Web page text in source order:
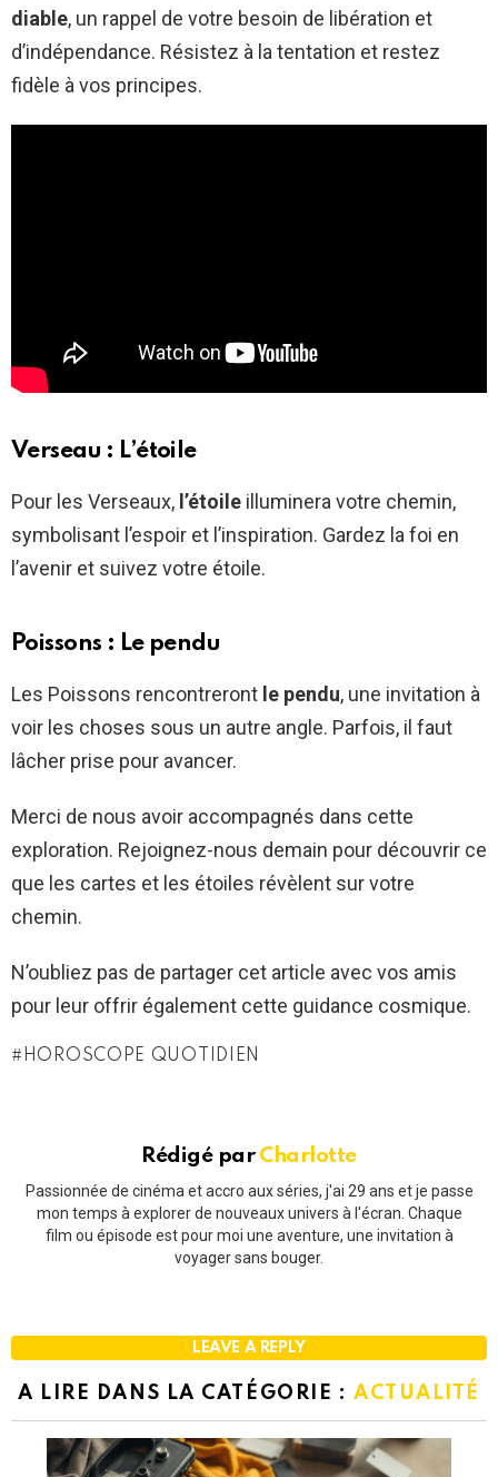
diable, un rappel de votre besoin de libération et
d’indépendance. Résistez à la tentation et restez
fidèle à vos principes.
Verseau : L’étoile
Pour les Verseaux, l’étoile illuminera votre chemin,
symbolisant l’espoir et l’inspiration. Gardez la foi en
l’avenir et suivez votre étoile.
Poissons : Le pendu
Les Poissons rencontreront le pendu, une invitation à
voir les choses sous un autre angle. Parfois, il faut
lâcher prise pour avancer.
Merci de nous avoir accompagnés dans cette
exploration. Rejoignez-nous demain pour découvrir ce
que les cartes et les étoiles révèlent sur votre
chemin.
N’oubliez pas de partager cet article avec vos amis
pour leur offrir également cette guidance cosmique.
HOROSCOPE QUOTIDIEN
Rédigé par Charlotte
Passionnée de cinéma et accro aux séries, j'ai 29 ans et je passe
mon temps à explorer de nouveaux univers à l'écran. Chaque
film ou épisode est pour moi une aventure, une invitation à
voyager sans bouger.
LEAVE A REPLY
A LIRE DANS LA CATÉGORIE : ACTUALITÉ